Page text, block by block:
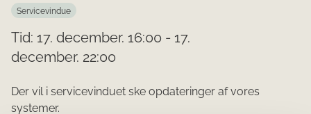
Servicevindue
Tid: 17. december. 16:00 - 17.
december. 22:00
Der vil i servicevinduet ske opdateringer af vores
systemer.